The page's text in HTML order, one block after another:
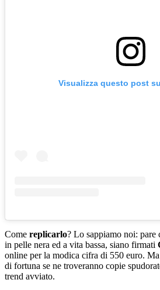
Visualizza questo post
Come replicarlo? Lo sappiamo noi: pare
in pelle nera ed a vita bassa, siano firmati
online per la modica cifra di 550 euro.
di fortuna se ne troveranno copie
trend avviato.